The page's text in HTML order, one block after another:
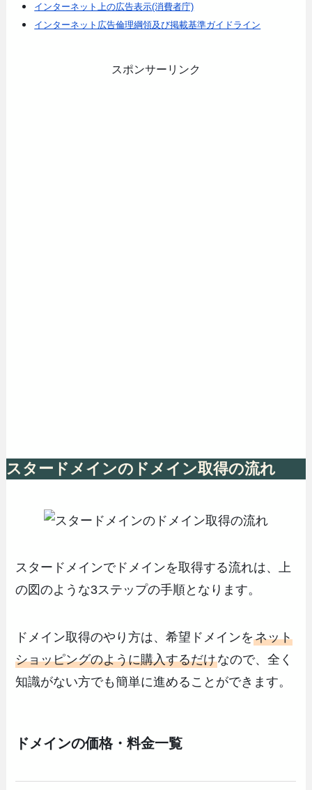
インターネット上の広告表示(消費者庁)
インターネット広告倫理綱領及び掲載基準ガイドライン
スポンサーリンク
スタードメインのドメイン取得の流れ
スタードメインでドメインを取得する流れは、上
の図のような3ステップの手順となります。
ドメイン取得のやり方は、希望ドメインをネット
ショッピングのように購入するだけなので、全く
知識がない方でも簡単に進めることができます。
ドメインの価格・料金一覧